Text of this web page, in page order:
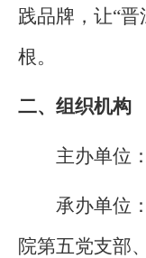
践品牌，让“
根。
二、组织机构
主办单位：
承办单位：
院第五党支部